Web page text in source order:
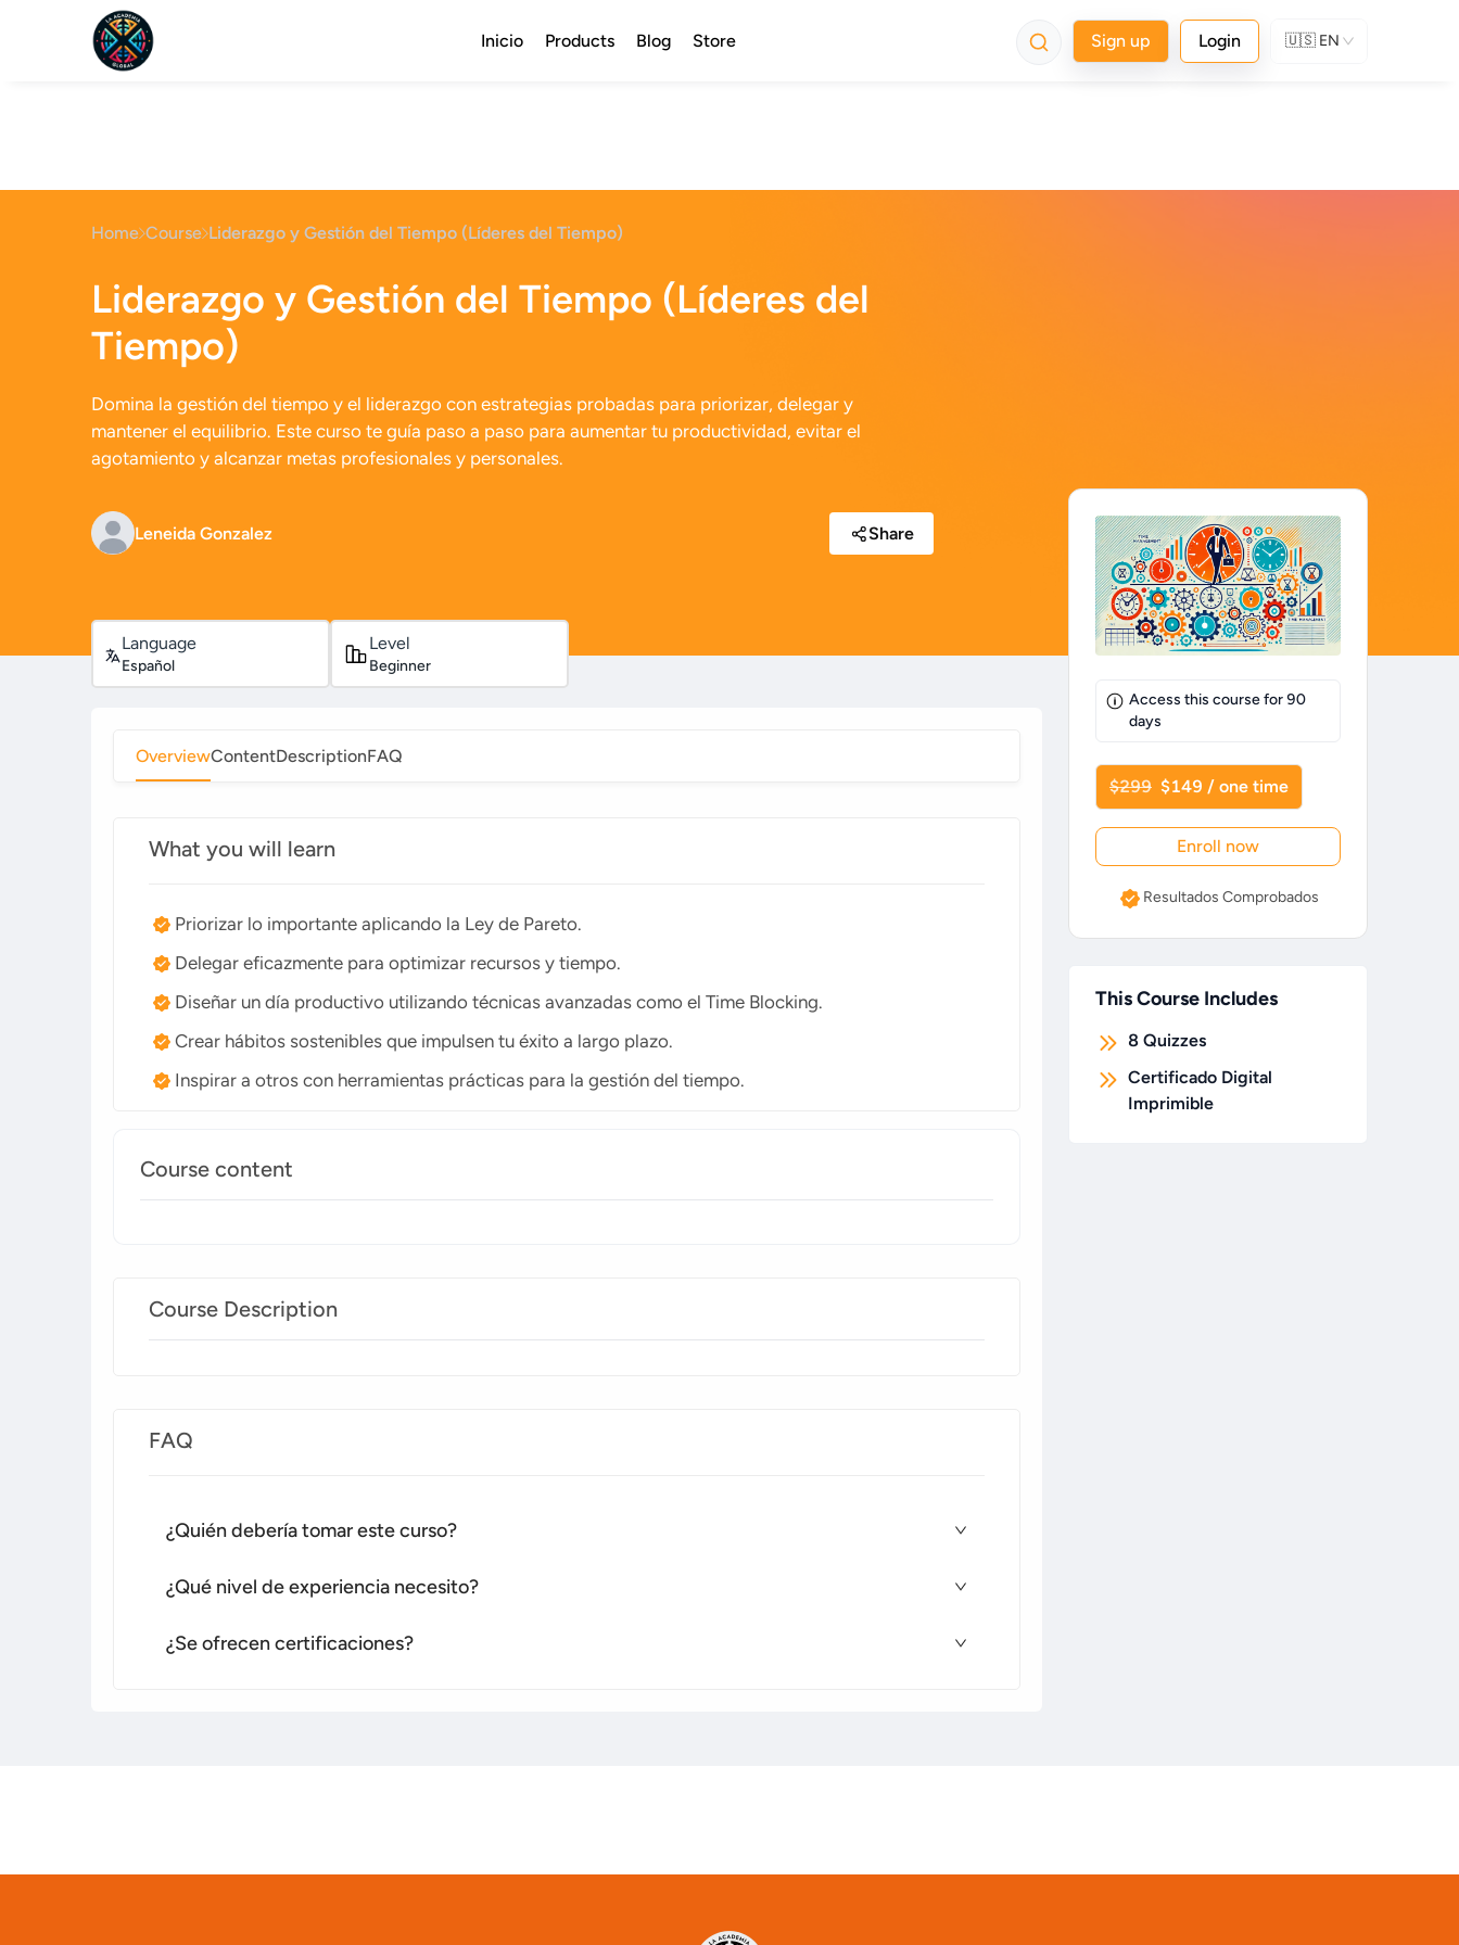
Inicio Products Blog Store Sign up Login 🇺🇸 EN
Home Course Liderazgo y Gestión del Tiempo (Líderes del Tiempo)
Liderazgo y Gestión del Tiempo (Líderes del
Tiempo)
Domina la gestión del tiempo y el liderazgo con estrategias probadas para priorizar, delegar y
mantener el equilibrio. Este curso te guía paso a paso para aumentar tu productividad, evitar el
agotamiento y alcanzar metas profesionales y personales.
Leneida Gonzalez Share
Language
Español
Level
Beginner
OverviewContentDescriptionFAQ
What you will learn
Priorizar lo importante aplicando la Ley de Pareto.
Delegar eficazmente para optimizar recursos y tiempo.
Diseñar un día productivo utilizando técnicas avanzadas como el Time Blocking.
Crear hábitos sostenibles que impulsen tu éxito a largo plazo.
Inspirar a otros con herramientas prácticas para la gestión del tiempo.
Course content
Course Description
FAQ
¿Quién debería tomar este curso?
¿Qué nivel de experiencia necesito?
¿Se ofrecen certificaciones?
Access this course for90
days
$299 $149 / one time
Enroll now
Resultados Comprobados
This Course Includes
8 Quizzes
Certificado Digital
Imprimible